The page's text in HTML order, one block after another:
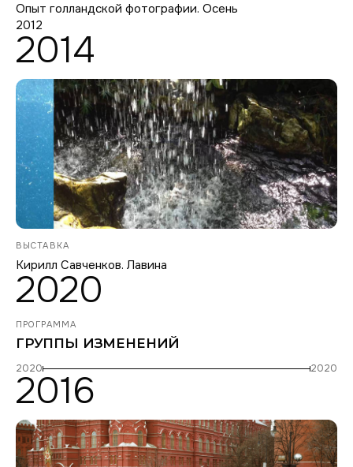
Опыт голландской фотографии. Осень
2012
2014
ВЫСТАВКА
Кирилл Савченков. Лавина
2020
ПРОГРАММА
ГРУППЫ ИЗМЕНЕНИЙ
2020 2020
2016